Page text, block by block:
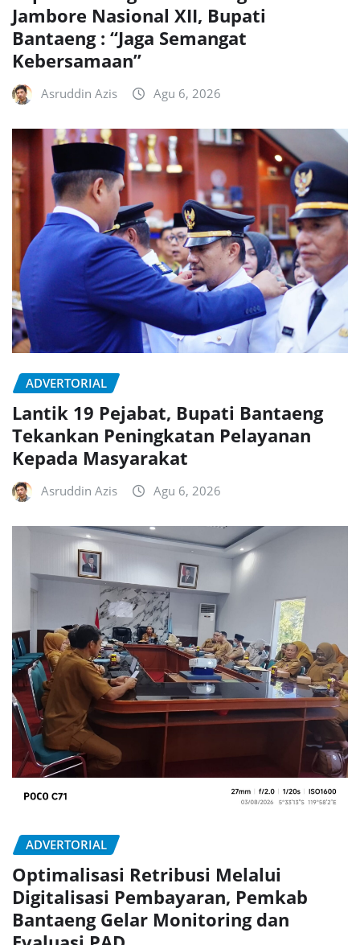
Jambore Nasional XII, Bupati
Bantaeng : “Jaga Semangat
Kebersamaan”
Asruddin Azis Agu 6, 2026
ADVERTORIAL
Lantik 19 Pejabat, Bupati Bantaeng
Tekankan Peningkatan Pelayanan
Kepada Masyarakat
Asruddin Azis Agu 6, 2026
ADVERTORIAL
Optimalisasi Retribusi Melalui
Digitalisasi Pembayaran, Pemkab
Bantaeng Gelar Monitoring dan